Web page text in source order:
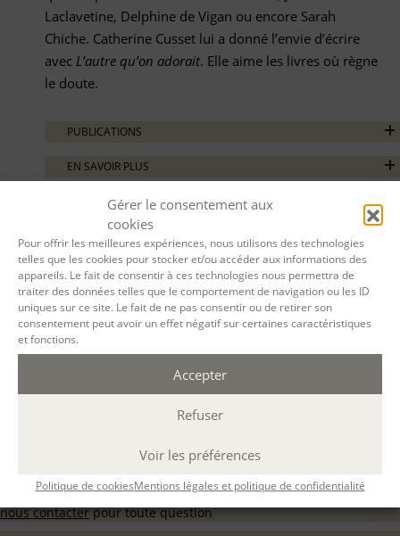
Gérer le consentement aux
cookies
Pour offrir les meilleures expériences, nous utilisons des technologies
telles que les cookies pour stocker et/ou accéder aux informations des
appareils. Le fait de consentir à ces technologies nous permettra de
traiter des données telles que le comportement de navigation ou les ID
uniques sur ce site. Le fait de ne pas consentir ou de retirer son
consentement peut avoir un effet négatif sur certaines caractéristiques
et fonctions.
Accepter
Refuser
Voir les préférences
Politique de cookiesMentions légales et politique de confidentialité
Laclavetine, Delphine de Vigan ou encore Sarah
Chiche. Catherine Cusset lui a donné l’envie d’écrire
avec L’autre qu’on adorait. Elle aime les livres où règne
le doute.
PUBLICATIONS
EN SAVOIR PLUS
Programmation des prochaines sessions en cours, n’hésitez pas à
nous contacterpour toute question